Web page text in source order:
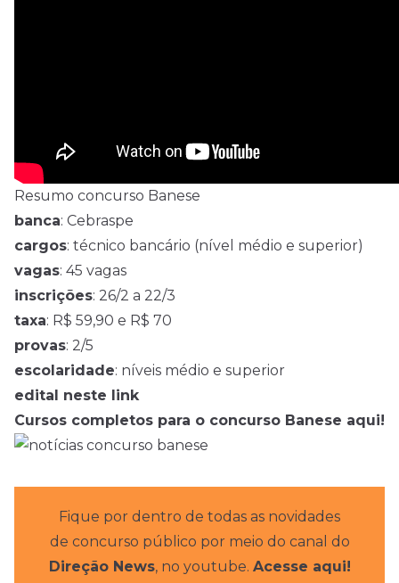
Resumo concurso Banese
banca: Cebraspe
cargos: técnico bancário (nível médio e superior)
vagas: 45 vagas
inscrições: 26/2 a 22/3
taxa: R$ 59,90 e R$ 70
provas: 2/5
escolaridade: níveis médio e superior
edital neste link
Cursos completos para o concurso Banese aqui!
Fique por dentro de todas as novidades
de concurso público por meio do canal do
Direção News, no youtube. Acesse aqui!